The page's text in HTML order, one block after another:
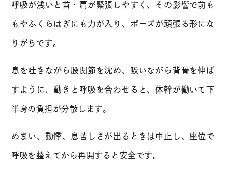
呼吸が浅いと首・肩が緊張しやすく、その影響で前も
もやふくらはぎにも力が入り、ポーズが頑張る形にな
りがちです。
息を吐きながら股関節を沈め、吸いながら背骨を伸ば
すように、動きと呼吸を合わせると、体幹が働いて下
半身の負担が分散します。
めまい、動悸、息苦しさが出るときは中止し、座位で
呼吸を整えてから再開すると安全です。